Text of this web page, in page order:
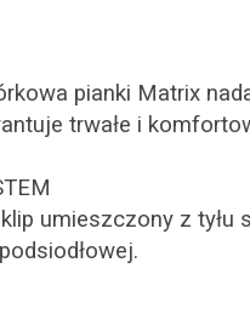
pianki Matrix
trwałe i
umieszczony z tyłu